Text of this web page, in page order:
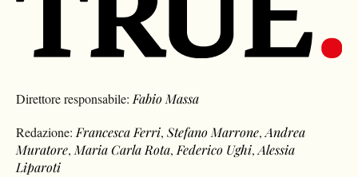
Direttore responsabile: Fabio Massa
Redazione: Francesca Ferri,Stefano Marrone,Andrea
Muratore, Maria Carla Rota, Federico Ughi,Alessia
Liparoti